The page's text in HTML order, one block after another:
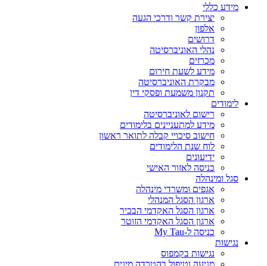
מידע כללי
יצירת קשר ודרכי הגעה
אלפון
דרושים
נהלי האוניברסיטה
מכרזים
מידע לשעת חירום
מבקרת האוניברסיטה
תקנון משמעת ופסקי דין
לימודים
רישום לאוניברסיטה
מידע למתעניינים בלימודים
חישוב סיכויי קבלה לתואר ראשון
לוח שנת הלימודים
ידיעונים
כניסה לאזור האישי
סגל ומינהלה
אגפים ומשרדי מינהלה
ארגון הסגל המנהלי
ארגון הסגל האקדמי הבכיר
ארגון הסגל האקדמי הזוטר
כניסה ל-My Tau
נגישות
נגישות בקמפוס
מניעה וטיפול בהטרדה מינית